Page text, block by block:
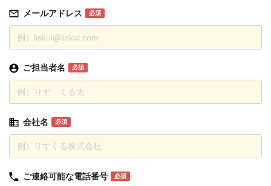
メールアドレス 必須
ご担当者名 必須
会社名 必須
ご連絡可能な電話番号 必須